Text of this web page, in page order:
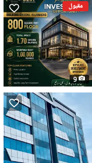
مقبول
9